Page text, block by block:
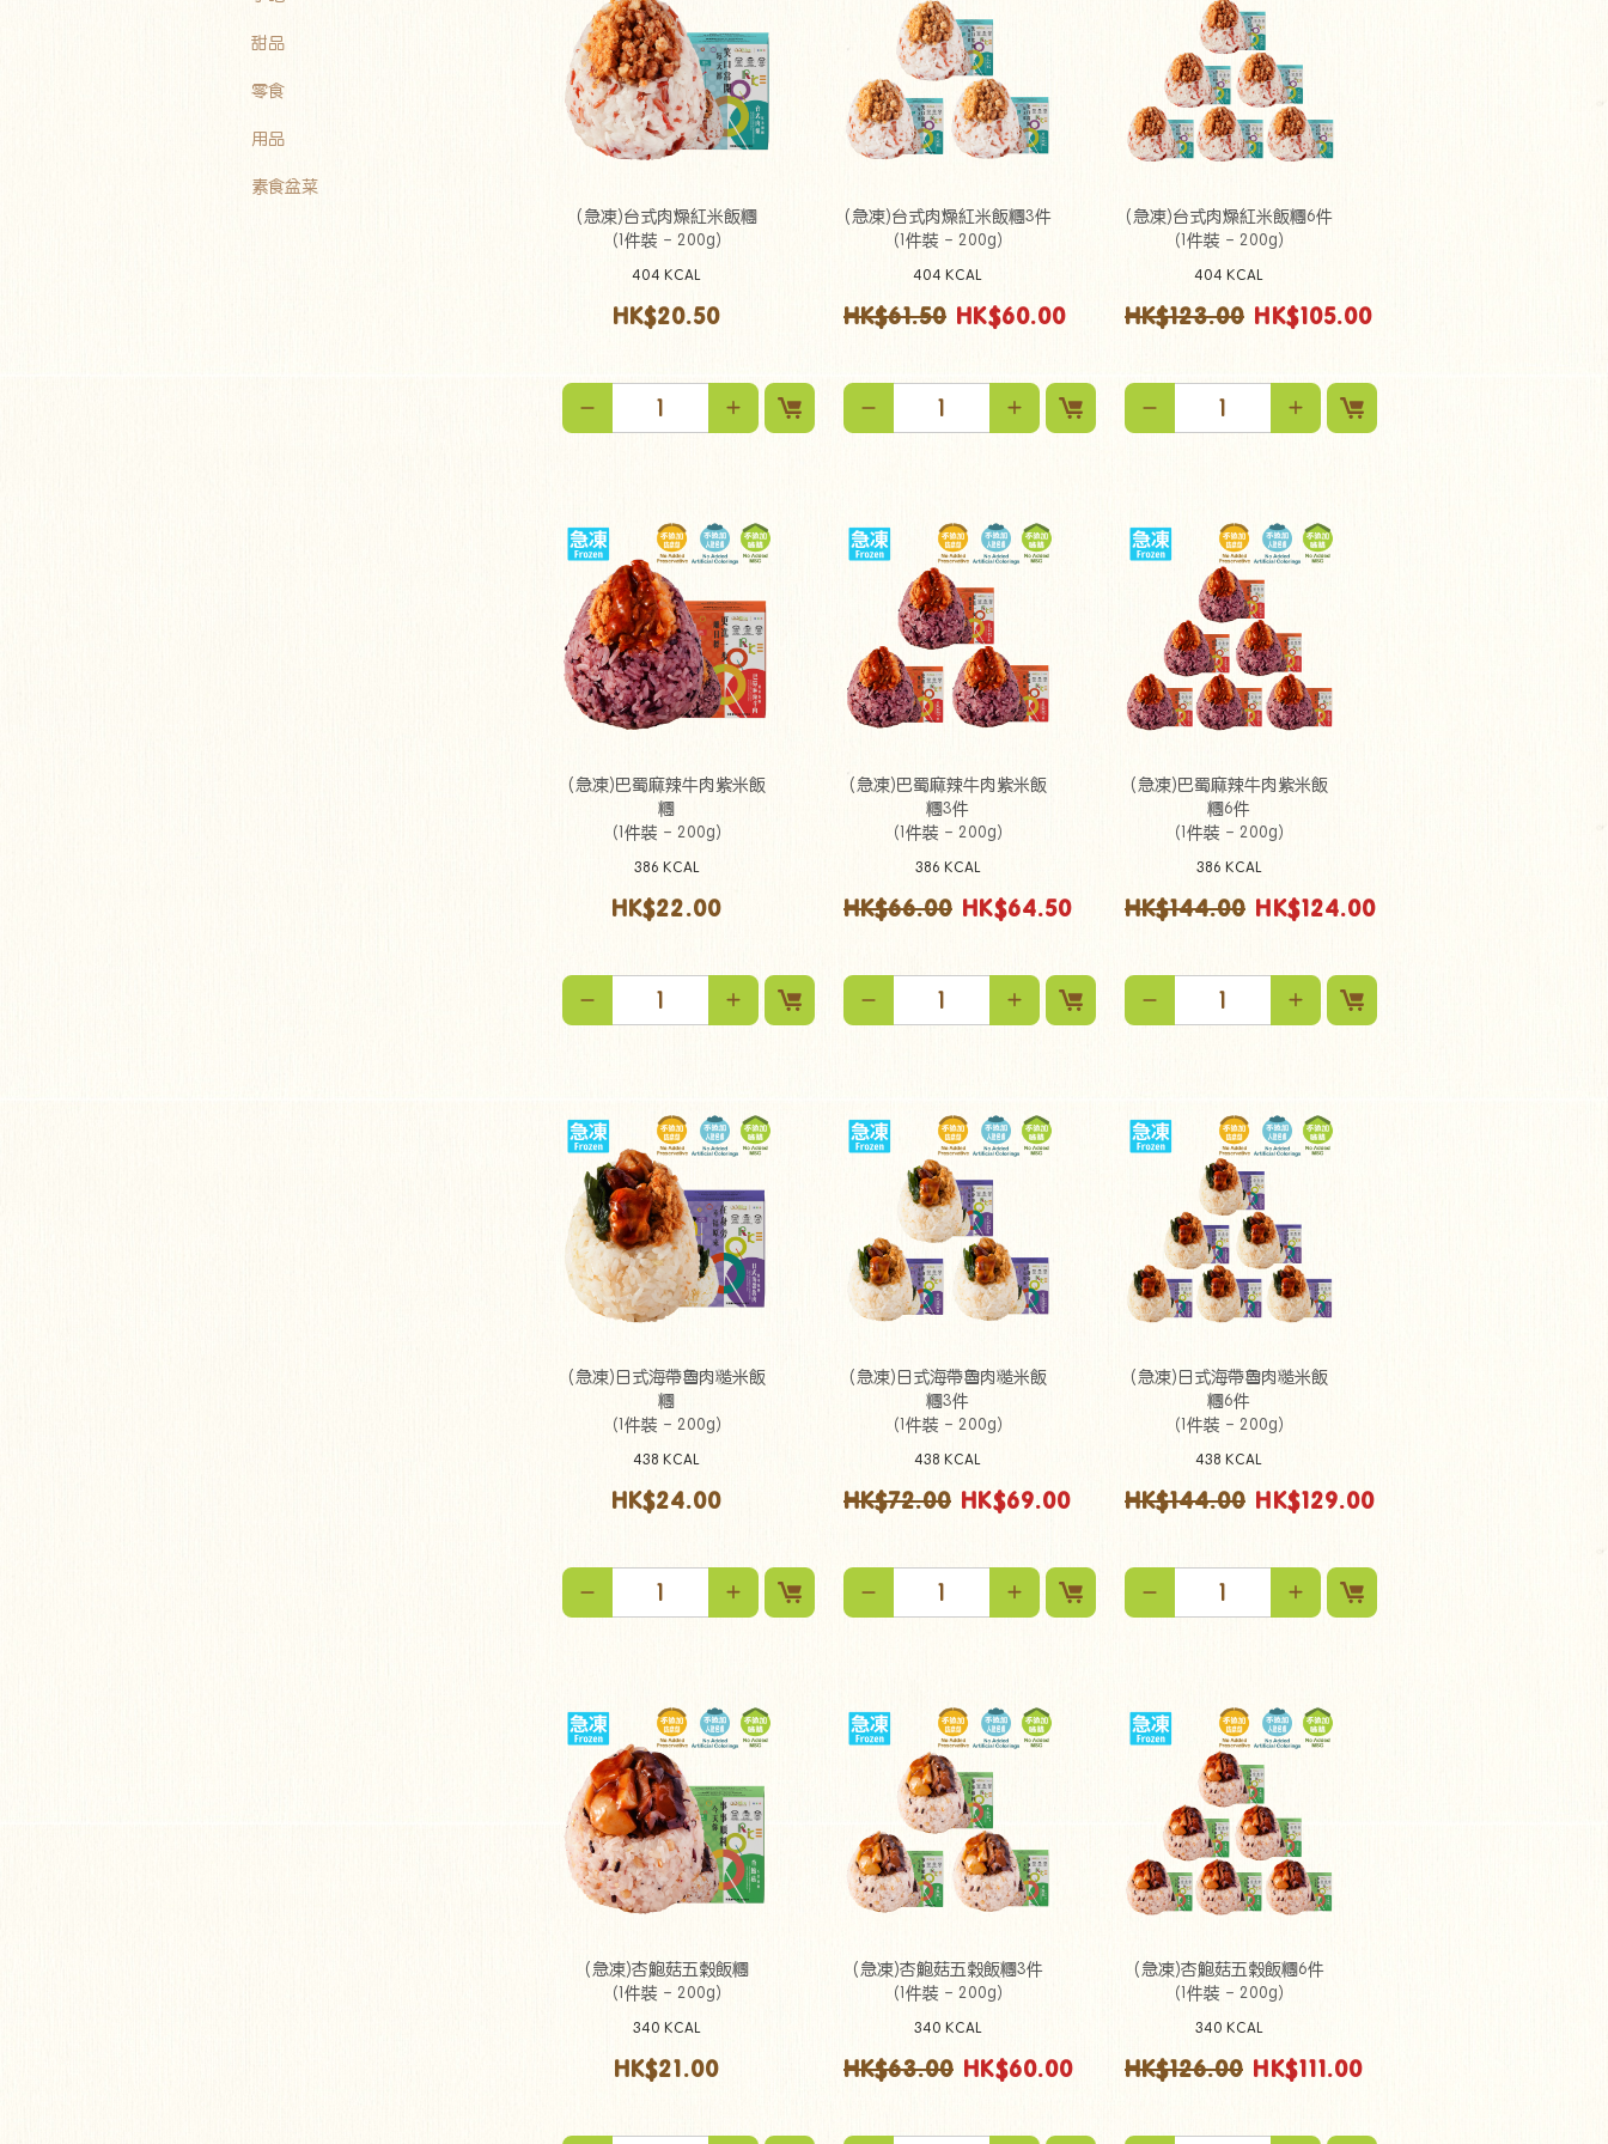
甜品
零食
用品
素食盆菜
(急凍)台式肉燥紅米飯糰
（1件裝 - 200g）
404 KCAL
HK$20.50
(急凍)台式肉燥紅米飯糰3件
（1件裝 - 200g）
404 KCAL
HK$61.50 HK$60.00
(急凍)台式肉燥紅米飯糰6件
（1件裝 - 200g）
404 KCAL
HK$123.00 HK$105.00
(急凍)巴蜀麻辣牛肉紫米飯
糰
（1件裝 - 200g）
386 KCAL
HK$22.00
(急凍)巴蜀麻辣牛肉紫米飯
糰3件
（1件裝 - 200g）
386 KCAL
HK$66.00 HK$64.50
(急凍)巴蜀麻辣牛肉紫米飯
糰6件
（1件裝 - 200g）
386 KCAL
HK$144.00 HK$124.00
(急凍)日式海帶魯肉糙米飯
糰
（1件裝 - 200g）
438 KCAL
HK$24.00
(急凍)日式海帶魯肉糙米飯
糰3件
（1件裝 - 200g）
438 KCAL
HK$72.00 HK$69.00
(急凍)日式海帶魯肉糙米飯
糰6件
（1件裝 - 200g）
438 KCAL
HK$144.00 HK$129.00
(急凍)杏鮑菇五穀飯糰
（1件裝 - 200g）
340 KCAL
HK$21.00
(急凍)杏鮑菇五穀飯糰3件
（1件裝 - 200g）
340 KCAL
HK$63.00 HK$60.00
(急凍)杏鮑菇五穀飯糰6件
（1件裝 - 200g）
340 KCAL
HK$126.00 HK$111.00